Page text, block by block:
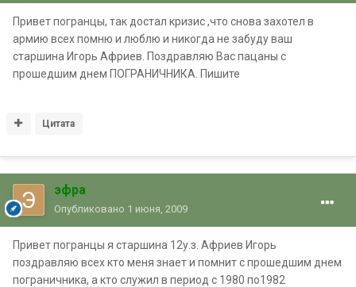
Привет погранцы, так достал кризис ,что снова захотел в
армию всех помню и люблю и никогда не забуду ваш
старшина Игорь Африев. Поздравляю Вас пацаны с
прошедшим днем ПОГРАНИЧНИКА. Пишите
Цитата
эфра
Опубликовано 1 июня, 2009
Привет погранцы я старшина 12у.з. Африев Игорь
поздравляю всех кто меня знает и помнит с прошедшим днем
пограничника, а кто служил в период с 1980 по1982